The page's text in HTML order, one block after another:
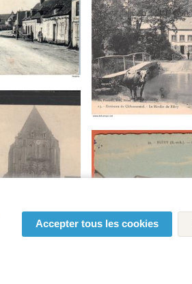
Accepter tous les cookies